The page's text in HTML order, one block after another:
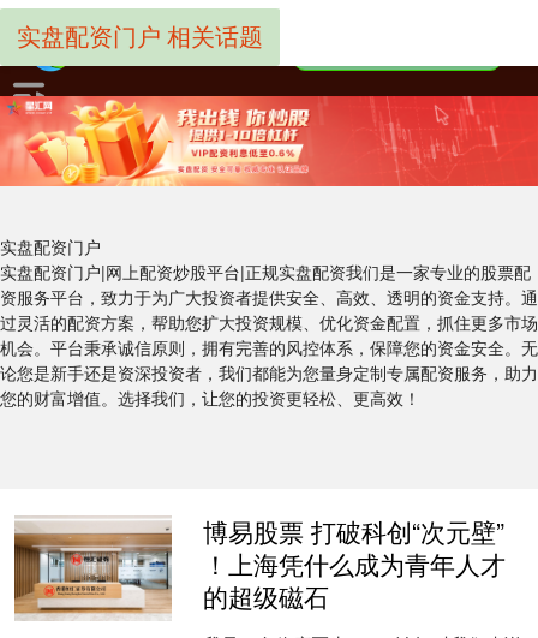
实盘配资门户
实盘配资门户|网上配资炒股平台|正规实盘配资我们是一家专业的股票配
资服务平台，致力于为广大投资者提供安全、高效、透明的资金支持。通
过灵活的配资方案，帮助您扩大投资规模、优化资金配置，抓住更多市场
机会。平台秉承诚信原则，拥有完善的风控体系，保障您的资金安全。无
论您是新手还是资深投资者，我们都能为您量身定制专属配资服务，助力
您的财富增值。选择我们，让您的投资更轻松、更高效！
实盘配资门户 相关话题
博易股票 打破科创“次元壁”
！上海凭什么成为青年人才
的超级磁石